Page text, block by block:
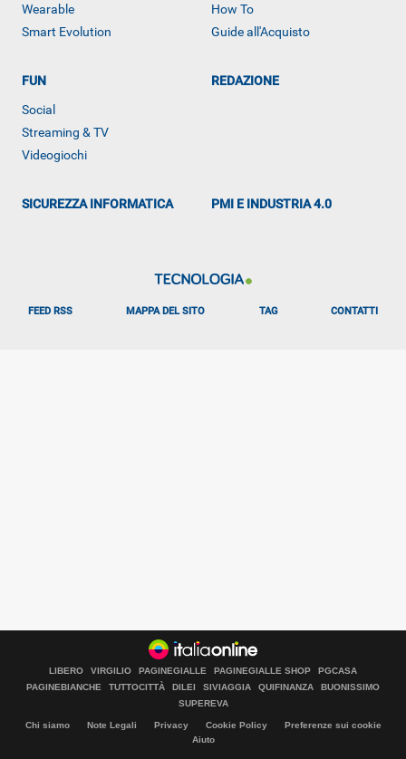
ALTRO
Libero Tecnologia è un prodotto Italiaonline
Wearable
Smart Evolution
How To
Guide all'Acquisto
FUN
Social
Streaming & TV
Videogiochi
REDAZIONE
SICUREZZA INFORMATICA PMI E INDUSTRIA 4.0
FEED RSS MAPPA DEL SITO TAG CONTATTI
LIBERO VIRGILIO PAGINEGIALLE PAGINEGIALLE SHOP
PGCASA
PAGINEBIANCHE
TUTTOCITTÀ DILEI SIVIAGGIA QUIFINANZA
BUONISSIMO
SUPEREVA
Chi siamo Note Legali Privacy Cookie Policy
Preferenze sui cookie
Aiuto